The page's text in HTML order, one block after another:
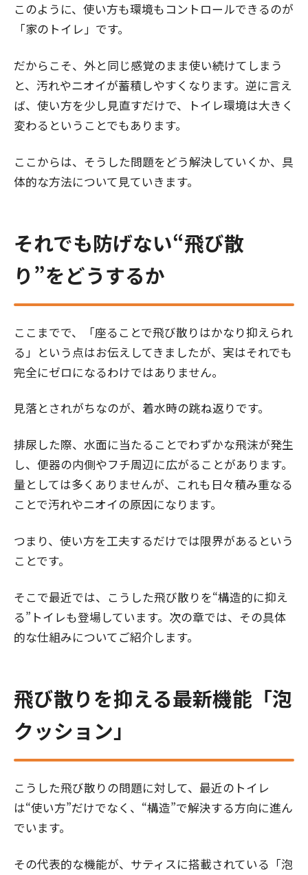
このように、使い方も環境もコントロールできるのが
「家のトイレ」です。
だからこそ、外と同じ感覚のまま使い続けてしまう
と、汚れやニオイが蓄積しやすくなります。逆に言え
ば、使い方を少し見直すだけで、トイレ環境は大きく
変わるということでもあります。
ここからは、そうした問題をどう解決していくか、具
体的な方法について見ていきます。
それでも防げない“飛び散
り”をどうするか
ここまでで、「座ることで飛び散りはかなり抑えられ
る」という点はお伝えしてきましたが、実はそれでも
完全にゼロになるわけではありません。
見落とされがちなのが、着水時の跳ね返りです。
排尿した際、水面に当たることでわずかな飛沫が発生
し、便器の内側やフチ周辺に広がることがあります。
量としては多くありませんが、これも日々積み重なる
ことで汚れやニオイの原因になります。
つまり、使い方を工夫するだけでは限界があるという
ことです。
そこで最近では、こうした飛び散りを“構造的に抑え
る”トイレも登場しています。次の章では、その具体
的な仕組みについてご紹介します。
飛び散りを抑える最新機能「泡
クッション」
こうした飛び散りの問題に対して、最近のトイレ
は“使い方”だけでなく、“構造”で解決する方向に進ん
でいます。
その代表的な機能が、サティスに搭載されている「泡